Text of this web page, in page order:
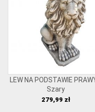
LEW NA PODSTAWIE
Szary
Cena
279,99 zł